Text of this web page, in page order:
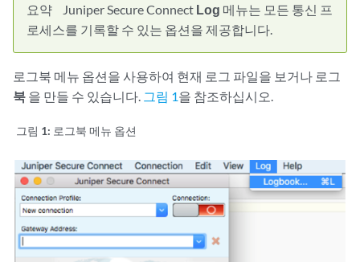
요약 Juniper Secure Connect Log 메뉴는 모든 통신 프
로세스를 기록할 수 있는 옵션을 제공합니다.
로그북 메뉴 옵션을 사용하여 현재 로그 파일을 보거나 로그
북 을 만들 수 있습니다. 그림 1을 참조하십시오.
그림 1: 로그북 메뉴 옵션